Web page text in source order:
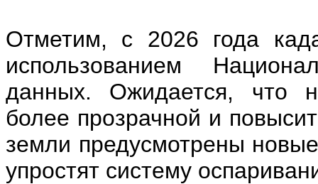
Отметим, с 2026 года
использованием
данных. Ожидается, что
более прозрачной и
земли предусмотрены
упростят систему